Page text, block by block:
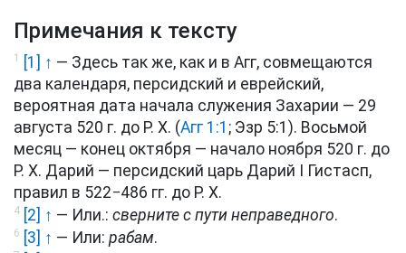
Примечания к тексту
1 [1] ↑ — Здесь так же, как и в Агг, совмещаются
два календаря, персидский и еврейский,
вероятная дата начала служения Захарии — 29
августа 520 г. до Р. Х. (Агг 1:1 ; Эзр 5:1). Восьмой
месяц — конец октября — начало ноября 520 г. до
Р. Х. Дарий — персидский царь Дарий I Гистасп,
правил в 522−486 гг. до Р. Х.
4 [2] ↑ — Или.: сверните с пути неправедного.
6 [3] ↑ — Или: рабам.